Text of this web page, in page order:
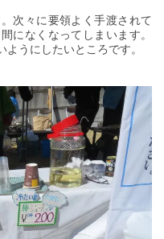
次々に要領よく手渡されて
になくなってしまいます。
うにしたいところです。